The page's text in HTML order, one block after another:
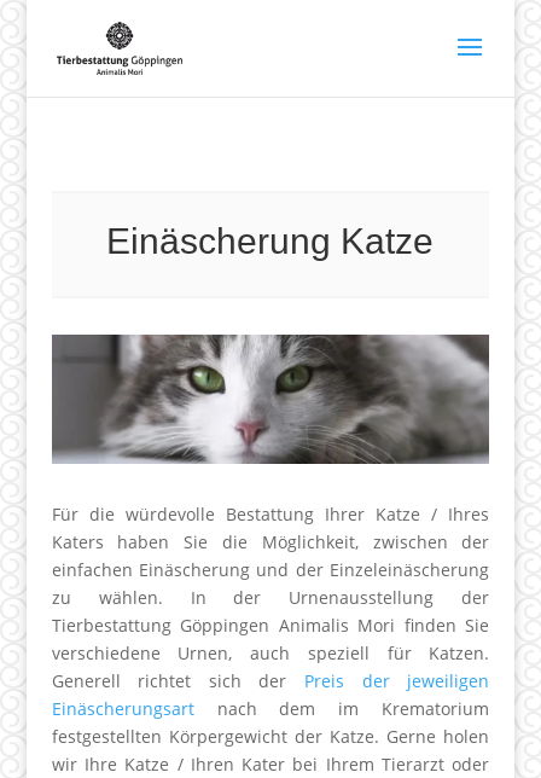
Einäscherung Katze
Für die würdevolle Bestattung Ihrer Katze / Ihres
Katers haben Sie die Möglichkeit, zwischen der
einfachen Einäscherung und der Einzeleinäscherung
zu wählen. In der Urnenausstellung der
Tierbestattung Göppingen Animalis Mori finden Sie
verschiedene Urnen, auch speziell für Katzen.
Generell richtet sich der Preis der jeweiligen
Einäscherungsartnach dem im Krematorium
festgestellten Körpergewicht der Katze. Gerne holen
wir Ihre Katze / Ihren Kater bei Ihrem Tierarzt oder